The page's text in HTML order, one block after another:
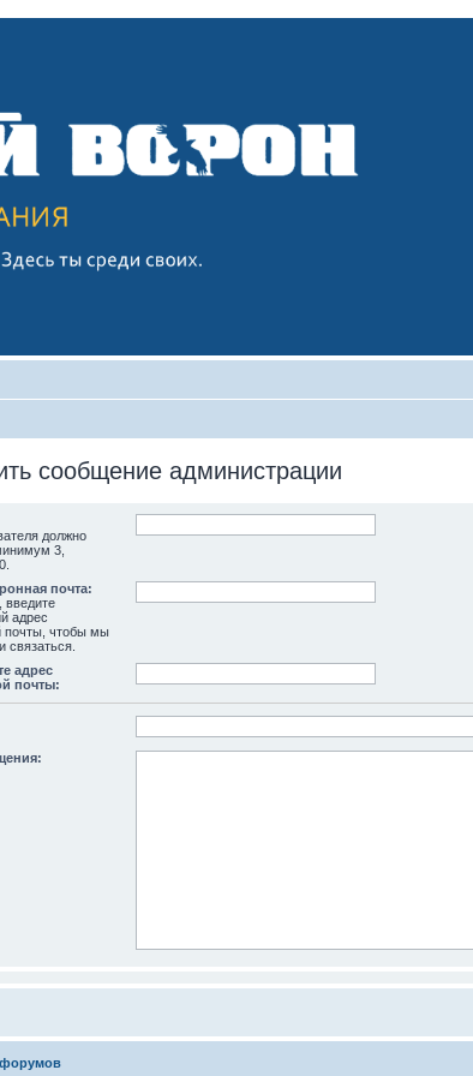
сообщение администрации
должно
3,
почта:
введите
адрес
почты, чтобы мы
связаться.
адрес
почты: